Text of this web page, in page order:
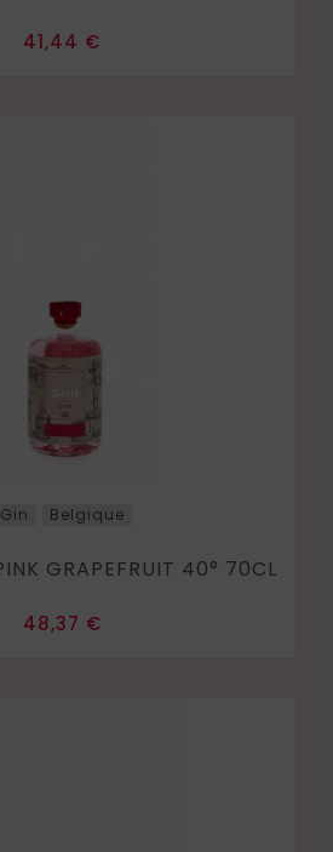
Prix
41,44 €
Gin Belgique
GIN BUSS 509 PINK GRAPEFRUIT 40° 70CL
Prix
48,37 €